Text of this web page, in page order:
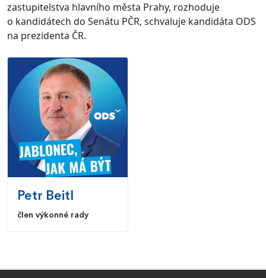
zastupitelstva hlavního města Prahy, rozhoduje
o kandidátech do Senátu PČR, schvaluje kandidáta ODS
na prezidenta ČR.
Petr Beitl
člen výkonné rady